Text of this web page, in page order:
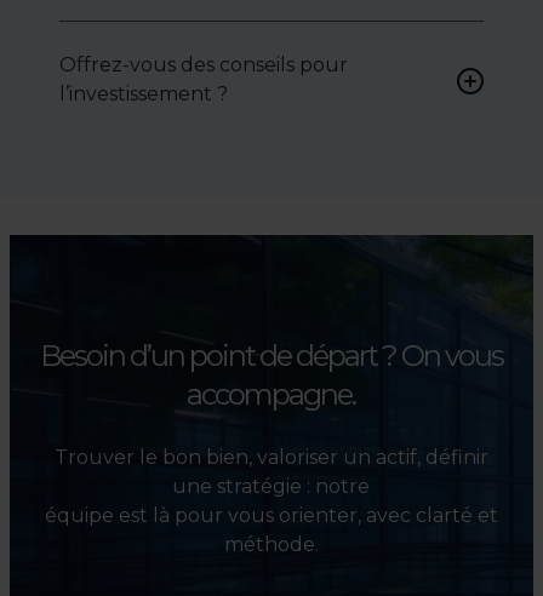
négocier le prix, le bail ou les
conditions de vente.
Offrez-vous des conseils pour
l’investissement ?
l’évaluation et la valorisation
Besoin d’un point de départ ?On vous
accompagne.
Trouver le bon bien, valoriser un actif, définir
une stratégie : notre
équipe est là pour vous orienter, avec clarté et
méthode.